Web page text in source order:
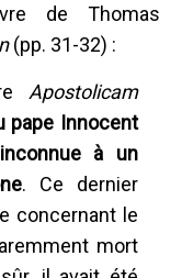
de Thomas
(pp. 31-32) :
Apostolicam
pape Innocent
à un
. Ce dernier
concernant le
mort